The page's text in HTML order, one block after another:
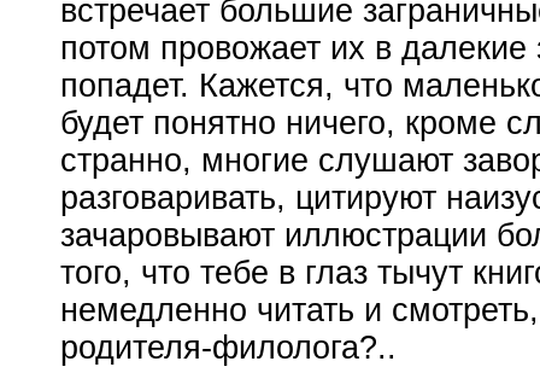
встречает большие
потом провожает их в
попадет. Кажется, что
будет понятно ничего, кроме
странно, многие слушают
разговаривать, цитируют
зачаровывают иллюстрации
того, что тебе в глаз тычут
немедленно читать и
родителя-филолога?..